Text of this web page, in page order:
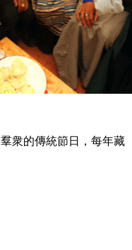
衆的傳統節日，每年藏